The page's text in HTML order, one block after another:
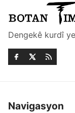
Dengekê kurdî
Navigasyon